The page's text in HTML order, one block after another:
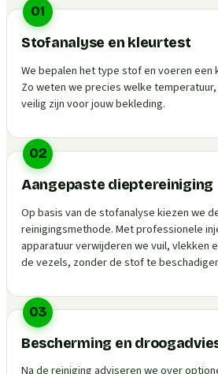
01
Stofanalyse en kleurtest
We bepalen het type stof en voeren
Zo weten we precies welke
veilig zijn voor jouw bekleding.
02
Aangepaste dieptereiniging
Op basis van de stofanalyse kiezen we
reinigingsmethode. Met professionele
apparatuur verwijderen we vuil, vlekken
de vezels, zonder de stof te
03
Bescherming en